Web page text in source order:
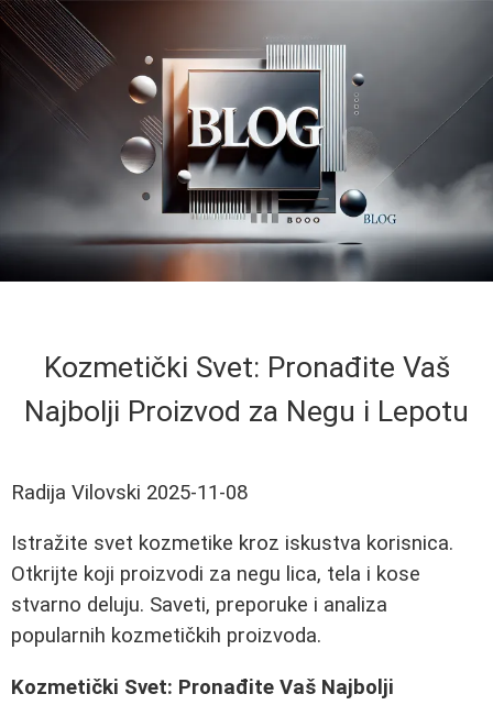
Kozmetički Svet: Pronađite Vaš
Najbolji Proizvod za Negu i Lepotu
Radija Vilovski 2025-11-08
Istražite svet kozmetike kroz iskustva korisnica.
Otkrijte koji proizvodi za negu lica, tela i kose
stvarno deluju. Saveti, preporuke i analiza
popularnih kozmetičkih proizvoda.
Kozmetički Svet: Pronađite Vaš Najbolji